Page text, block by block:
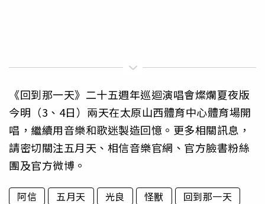
《回到那一天》二十五週年巡迴演唱會燦爛夏夜版
今明（3、4日）兩天在太原山西體育中心體育場開
唱，繼續用音樂和歌迷製造回憶。更多相關訊息，
請密切關注五月天、相信音樂官網、官方臉書粉絲
團及官方微博。
阿信 五月天 光良 怪獸
回到那一天